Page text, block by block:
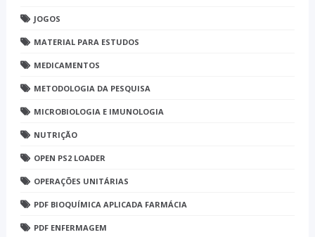
JOGOS
MATERIAL PARA ESTUDOS
MEDICAMENTOS
METODOLOGIA DA PESQUISA
MICROBIOLOGIA E IMUNOLOGIA
NUTRIÇÃO
OPEN PS2 LOADER
OPERAÇÕES UNITÁRIAS
PDF BIOQUÍMICA APLICADA FARMÁCIA
PDF ENFERMAGEM